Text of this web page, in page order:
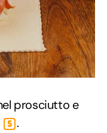
prosciutto e
5 .